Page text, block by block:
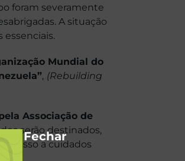
foram severamente
A situação
essenciais.
Mundial do
, (Rebuilding
Associação de
serão destinados,
a cuidados
Fechar